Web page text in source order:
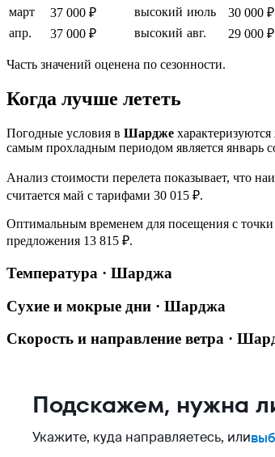
март
37 000 ₽ высокий июль 30 000 ₽
апр.
37 000 ₽ высокий авг. 29 000 ₽
Часть значений оценена по сезонности.
Когда лучше лететь
Погодные условия в Шардже
самым прохладным периодом является январь
Анализ стоимости перелета показывает, что
считается май с тарифами 30 015 ₽.
Оптимальным временем для посещения с точки
предложения 13 815 ₽.
Температура · Шарджа
Сухие и мокрые дни · Шарджа
Скорость и направление ветра ·
Подскажем, нужна
Укажите, куда направляетесь, или